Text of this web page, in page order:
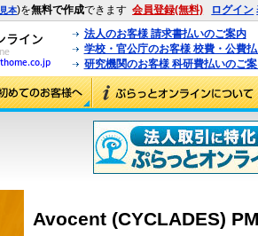
見本)を無料で作成できます 会員登録(無料) ログイン
法人のお客様 請求書払いのご案内
学校・官公庁のお客様 校費・公費
研究機関のお客様 科研費払いのご
Avocent (CYCLADES)